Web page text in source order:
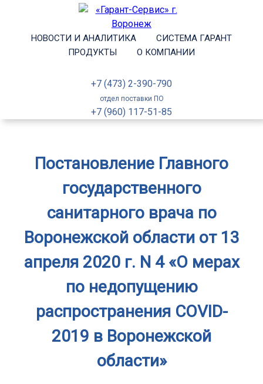
НОВОСТИ И АНАЛИТИКА
СИСТЕМА ГАРАНТ
ПРОДУКТЫ
О КОМПАНИИ
+7 (473) 2-390-790
отдел поставки ПО
+7 (960) 117-51-85
Постановление Главного
государственного
санитарного врача по
Воронежской области от 13
апреля 2020 г. N 4 «О мерах
по недопущению
распространения COVID-
2019 в Воронежской
области»